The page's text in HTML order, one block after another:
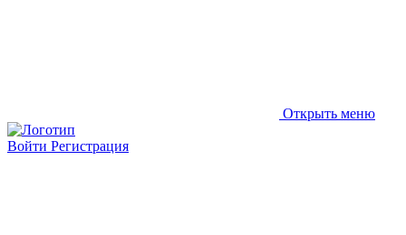
Открыть меню
Войти Регистрация